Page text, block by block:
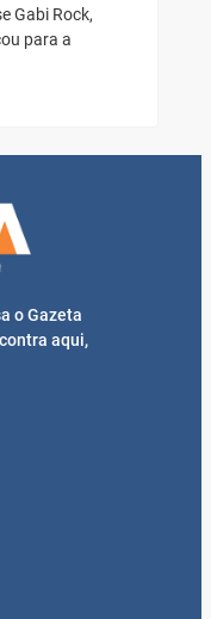
Gabi Rock,
para a
o Gazeta
aqui,